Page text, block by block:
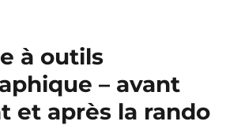
à outils
– avant
et après la rando